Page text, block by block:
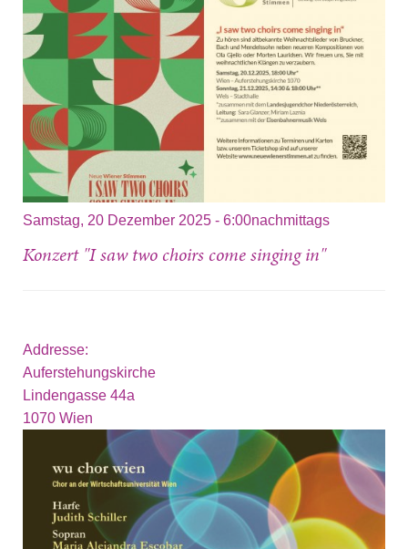
Samstag, 20 Dezember 2025 - 6:00nachmittags
Konzert "I saw two choirs come singing in"
Addresse:
Auferstehungskirche
Lindengasse 44a
1070 Wien